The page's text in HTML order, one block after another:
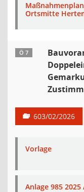
Ortsmitte
Ö 7
603/02/2026
Vorlage
Anlage 985